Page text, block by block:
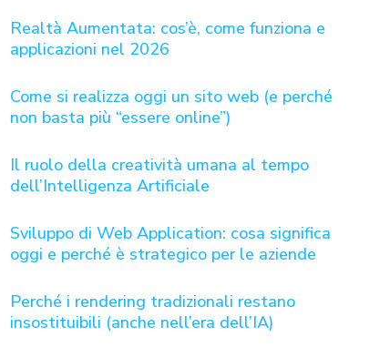
Realtà Aumentata: cos’è, come funziona e
applicazioni nel 2026
Come si realizza oggi un sito web (e perché
non basta più “essere online”)
Il ruolo della creatività umana al tempo
dell’Intelligenza Artificiale
Sviluppo di Web Application: cosa significa
oggi e perché è strategico per le aziende
Perché i rendering tradizionali restano
insostituibili (anche nell’era dell’IA)